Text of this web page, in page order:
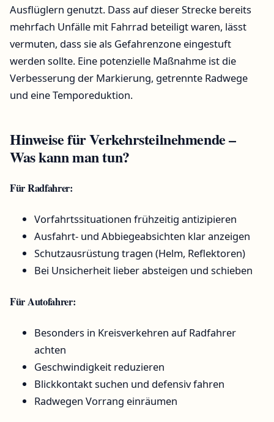
Ausflüglern genutzt. Dass auf dieser Strecke bereits
mehrfach Unfälle mit Fahrrad beteiligt waren, lässt
vermuten, dass sie als Gefahrenzone eingestuft
werden sollte. Eine potenzielle Maßnahme ist die
Verbesserung der Markierung, getrennte Radwege
und eine Temporeduktion.
Hinweise für Verkehrsteilnehmende –
Was kann man tun?
Für Radfahrer:
Vorfahrtssituationen frühzeitig antizipieren
Ausfahrt- und Abbiegeabsichten klar anzeigen
Schutzausrüstung tragen (Helm, Reflektoren)
Bei Unsicherheit lieber absteigen und schieben
Für Autofahrer:
Besonders in Kreisverkehren auf Radfahrer
achten
Geschwindigkeit reduzieren
Blickkontakt suchen und defensiv fahren
Radwegen Vorrang einräumen